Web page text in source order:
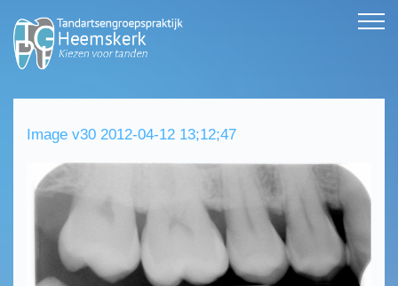
Image v30 2012-04-12 13;12;47